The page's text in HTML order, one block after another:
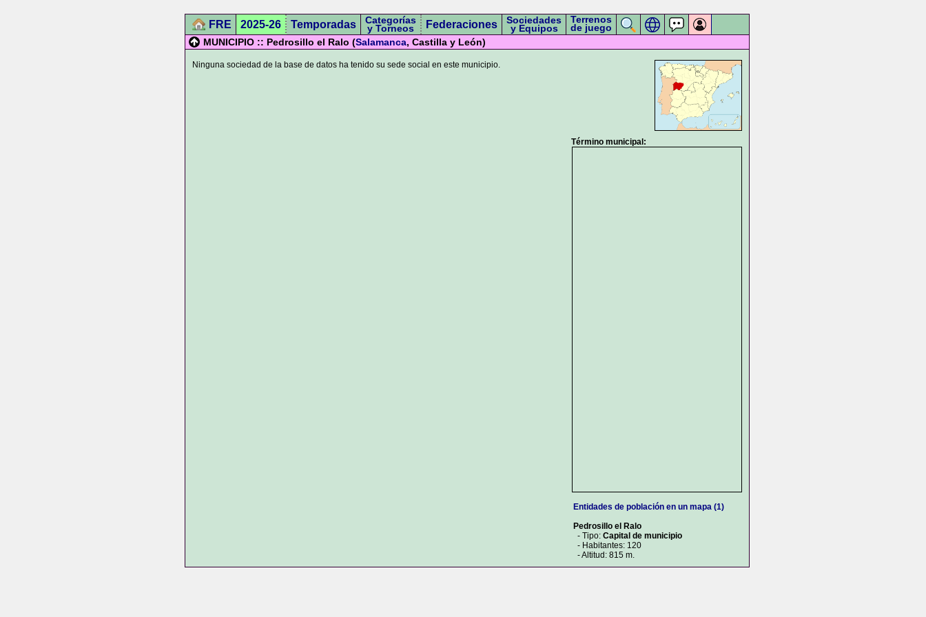
FRE 2025-26 Temporadas Categorías
y Torneos Federaciones Sociedades
y Equipos
Terrenos
de juego
MUNICIPIO :: Pedrosillo el Ralo (Salamanca, Castilla y León)
Término municipal:
Entidades de población en un mapa (1)
Pedrosillo el Ralo
- Tipo: Capital de municipio
- Habitantes: 120
- Altitud: 815 m.
Ninguna sociedad de la base de datos ha tenido su sede social en este municipio.